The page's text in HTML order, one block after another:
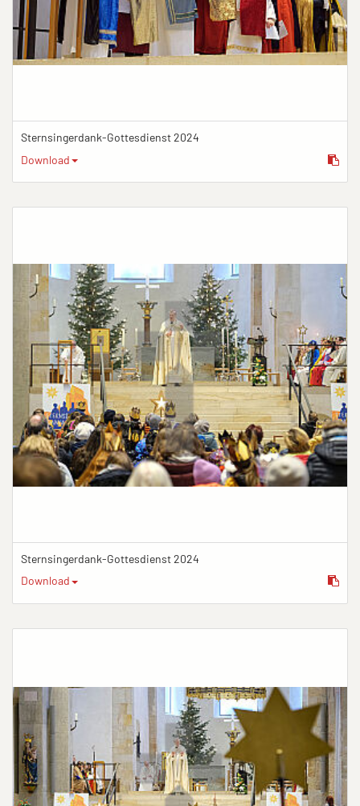
Sternsingerdank-Gottesdienst 2024
Download
Sternsingerdank-Gottesdienst 2024
Download